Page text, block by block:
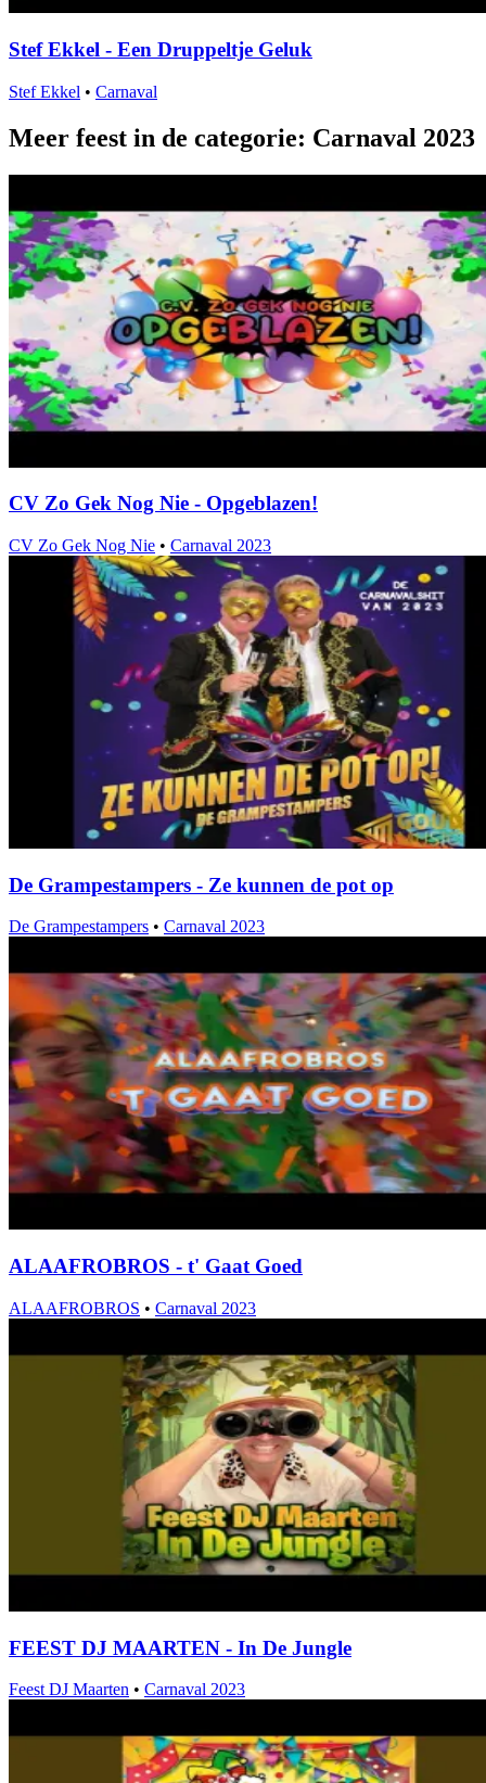
Stef Ekkel - Een Druppeltje Geluk
Stef Ekkel • Carnaval
Meer feest in de categorie: Carnaval 2023
CV Zo Gek Nog Nie - Opgeblazen!
CV Zo Gek Nog Nie • Carnaval 2023
De Grampestampers - Ze kunnen de pot op
De Grampestampers • Carnaval 2023
ALAAFROBROS - t' Gaat Goed
ALAAFROBROS • Carnaval 2023
FEEST DJ MAARTEN - In De Jungle
Feest DJ Maarten • Carnaval 2023